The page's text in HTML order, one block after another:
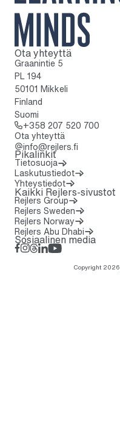
Kotisivulle
Ota yhteyttä
Graanintie 5
PL 194
50101 Mikkeli
Finland
Suomi
+358 207 520 700
Ota yhteyttä
info@rejlers.fi
Pikalinkit
Tietosuoja
Laskutustiedot
Yhteystiedot
Kaikki Rejlers-sivustot
Rejlers Group
Rejlers Sweden
Rejlers Norway
Rejlers Abu Dhabi
Sosiaalinen media
Facebook
Instagram
Threads
LinkedIn
YouTube
Copyright 2026